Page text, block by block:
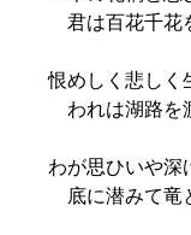
君は百花千花
恨めしく悲しく
われは湖路を
わが思ひいや深
底に潜みて竜